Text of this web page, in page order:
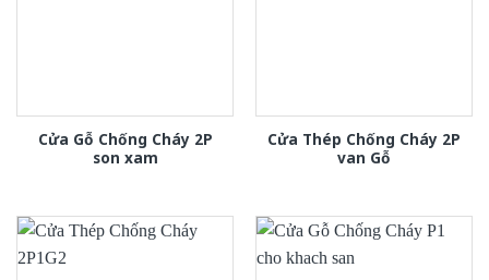
Cửa Gỗ Chống Cháy 2P
son xam
Cửa Thép Chống Cháy 2P
van Gỗ